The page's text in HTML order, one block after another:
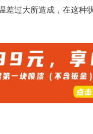
差过大所造成，在这种